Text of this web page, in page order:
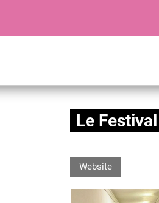
Le
Website